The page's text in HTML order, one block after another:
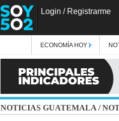
Login / Registrarme
ECONOMÍA HOY
NOTICIAS GUATEMALA /